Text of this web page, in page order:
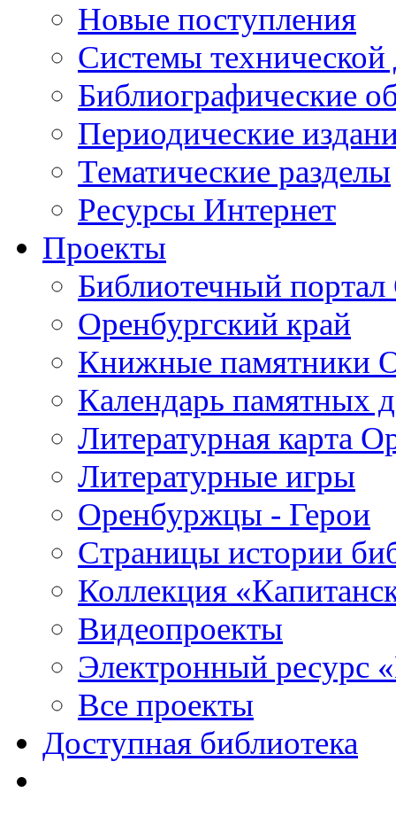
Новые поступления
Cистемы
Библиографические
Периодические
Тематические разделы
Ресурсы Интернет
Проекты
Библиотечный портал
Оренбургский край
Книжные памятники
Календарь памятных
Литературная карта
Литературные игры
Оренбуржцы - Герои
Страницы истории
Коллекция
Видеопроекты
Электронный ресурс
Все проекты
Доступная библиотека